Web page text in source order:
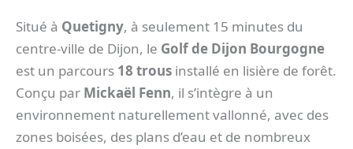
Situé à Quetigny, à seulement 15 minutes du
centre-ville de Dijon, le Golf de Dijon Bourgogne
est un parcours 18 trous installé en lisière de forêt.
Conçu par Mickaël Fenn, il s’intègre à un
environnement naturellement vallonné, avec des
zones boisées, des plans d’eau et de nombreux